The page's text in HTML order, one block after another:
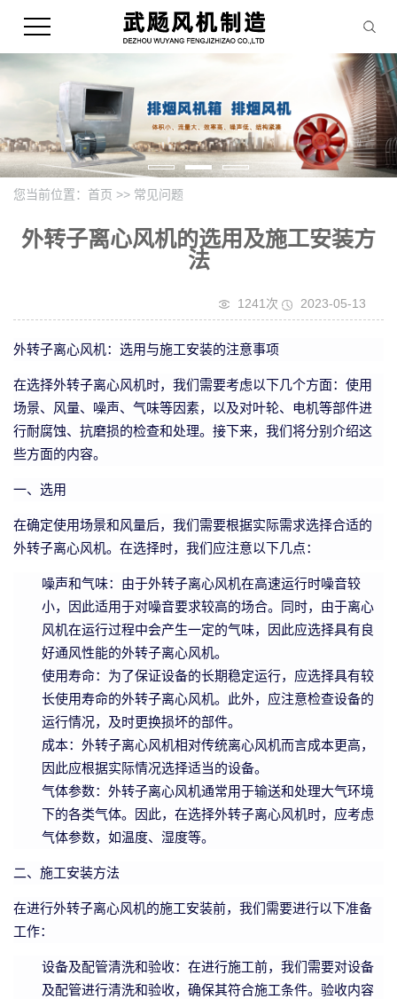
您当前位置： 首页 >> 常见问题
外转子离心风机的选用及施工安装方
法
2023-05-13
1241次
外转子离心风机：选用与施工安装的注意事项
在选择外转子离心风机时，我们需要考虑以下几个方面：使用
场景、风量、噪声、气味等因素，以及对叶轮、电机等部件进
行耐腐蚀、抗磨损的检查和处理。接下来，我们将分别介绍这
些方面的内容。
一、选用
在确定使用场景和风量后，我们需要根据实际需求选择合适的
外转子离心风机。在选择时，我们应注意以下几点：
噪声和气味：由于外转子离心风机在高速运行时噪音较
小，因此适用于对噪音要求较高的场合。同时，由于离心
风机在运行过程中会产生一定的气味，因此应选择具有良
好通风性能的外转子离心风机。
使用寿命：为了保证设备的长期稳定运行，应选择具有较
长使用寿命的外转子离心风机。此外，应注意检查设备的
运行情况，及时更换损坏的部件。
成本：外转子离心风机相对传统离心风机而言成本更高，
因此应根据实际情况选择适当的设备。
气体参数：外转子离心风机通常用于输送和处理大气环境
下的各类气体。因此，在选择外转子离心风机时，应考虑
气体参数，如温度、湿度等。
二、施工安装方法
在进行外转子离心风机的施工安装前，我们需要进行以下准备
工作：
设备及配管清洗和验收：在进行施工前，我们需要对设备
及配管进行清洗和验收，确保其符合施工条件。验收内容